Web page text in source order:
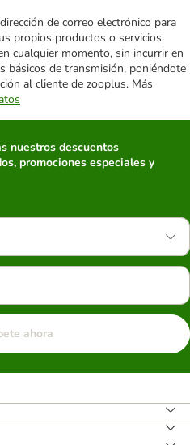
de correo electrónico para
propios productos o servicios
cualquier momento, sin incurrir en
básicos de transmisión, poniéndote
al cliente de zooplus. Más
nuestros descuentos
promociones especiales y
ahora